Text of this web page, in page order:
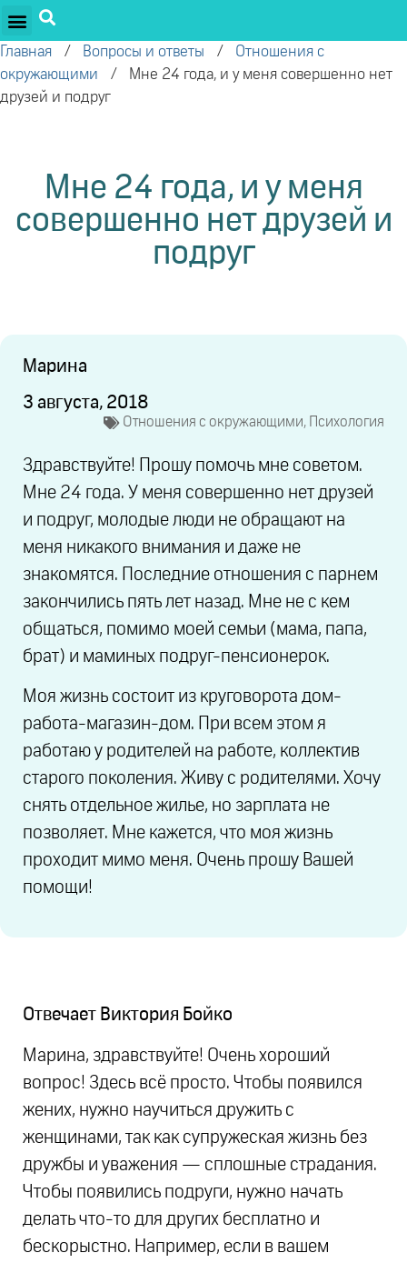
Главная / Вопросы и ответы / Отношения с
окружающими /
Мне 24 года, и у меня совершенно нет
друзей и подруг
Мне 24 года, и у меня
совершенно нет друзей и
подруг
Марина
3 августа, 2018
Отношения с окружающими, Психология
Здравствуйте! Прошу помочь мне советом.
Мне 24 года. У меня совершенно нет друзей
и подруг, молодые люди не обращают на
меня никакого внимания и даже не
знакомятся. Последние отношения с парнем
закончились пять лет назад. Мне не с кем
общаться, помимо моей семьи (мама, папа,
брат) и маминых подруг-пенсионерок.
Моя жизнь состоит из круговорота дом-
работа-магазин-дом. При всем этом я
работаю у родителей на работе, коллектив
старого поколения. Живу с родителями. Хочу
снять отдельное жилье, но зарплата не
позволяет. Мне кажется, что моя жизнь
проходит мимо меня. Очень прошу Вашей
помощи!
Отвечает Виктория Бойко
Марина, здравствуйте! Очень хороший
вопрос! Здесь всё просто. Чтобы появился
жених, нужно научиться дружить с
женщинами, так как супружеская жизнь без
дружбы и уважения — сплошные страдания.
Чтобы появились подруги, нужно начать
делать что-то для других бесплатно и
бескорыстно. Например, если в вашем